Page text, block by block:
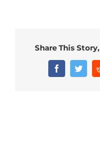
Share This
Facebook